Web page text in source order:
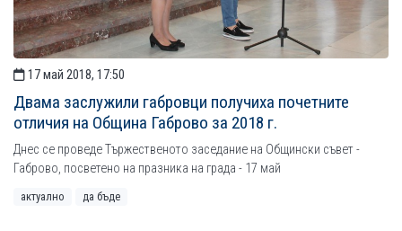
17 май 2018, 17:50
Двама заслужили габровци получиха почетните
отличия на Община Габрово за 2018 г.
Днес се проведе Тържественото заседание на Общински съвет -
Габрово, посветено на празника на града - 17 май
актуално да бъде